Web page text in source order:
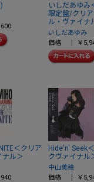
いしだあゆみ
限定盤/クリ
ル・ヴァイナ
いしだあゆみ
価格
￥
＜クリア
ナル＞
Hide'n' Seek
クヴァイナル
中山美穂
価格
￥